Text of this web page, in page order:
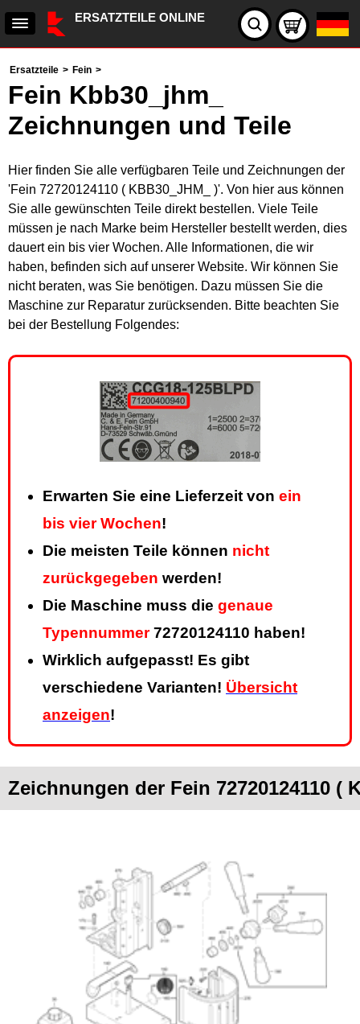
ERSATZTEILE ONLINE
Ersatzteile > Fein >
Fein Kbb30_jhm_
Zeichnungen und Teile
Hier finden Sie alle verfügbaren Teile und Zeichnungen der
'Fein 72720124110 ( KBB30_JHM_ )'. Von hier aus können
Sie alle gewünschten Teile direkt bestellen. Viele Teile
müssen je nach Marke beim Hersteller bestellt werden, dies
dauert ein bis vier Wochen. Alle Informationen, die wir
haben, befinden sich auf unserer Website. Wir können Sie
nicht beraten, was Sie benötigen. Dazu müssen Sie die
Maschine zur Reparatur zurücksenden. Bitte beachten Sie
bei der Bestellung Folgendes:
Erwarten Sie eine Lieferzeit von ein
bis vier Wochen!
Die meisten Teile können nicht
zurückgegeben werden!
Die Maschine muss die genaue
Typennummer72720124110 haben!
Wirklich aufgepasst! Es gibt
verschiedene Varianten! Übersicht
anzeigen!
Zeichnungen der Fein 72720124110 (